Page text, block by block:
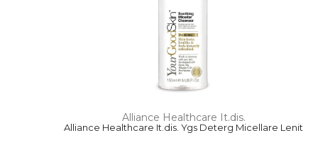
Alliance Healthcare It.dis.
Alliance Healthcare It.dis. Ygs Deterg Micellare Lenit